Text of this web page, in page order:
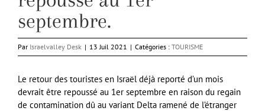
septembre.
Par Israelvalley Desk | 13 Juil 2021 | Catégories : TOURISME
Le retour des touristes en Israël déjà reporté d’un mois
devrait être repoussé au 1er septembre en raison du regain
de contamination dû au variant Delta ramené de l’étranger